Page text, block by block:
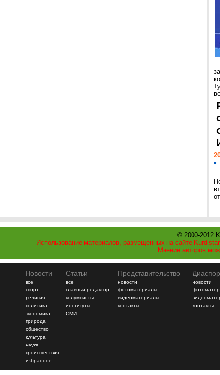
© 2000-2012
Использование материалов, размещенных на сайте
Мнение авторов
Новости
все
спорт
религия
политика
экономика
природа
общество
культура
наука
происшествия
избранное
Статьи
все
главный редактор
колумнисты
институты
СМИ
Представительство
новости
фотоматериалы
видеоматериалы
контакты
новости
контакты